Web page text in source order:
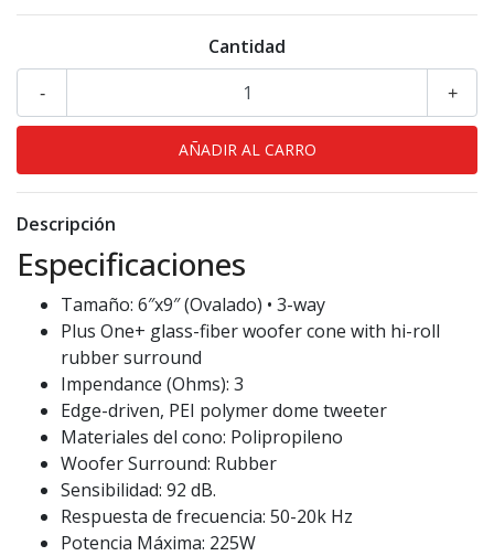
Cantidad
+
-
Descripción
Especificaciones
Tamaño: 6″x9″ (Ovalado) • 3-way
Plus One+ glass-fiber woofer cone with hi-roll
rubber surround
Impendance (Ohms): 3
Edge-driven, PEI polymer dome tweeter
Materiales del cono: Polipropileno
Woofer Surround: Rubber
Sensibilidad: 92 dB.
Respuesta de frecuencia: 50-20k Hz
Potencia Máxima: 225W